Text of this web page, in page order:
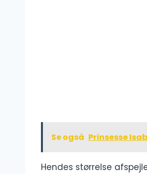
Se også Prinsesse
Hendes størrelse